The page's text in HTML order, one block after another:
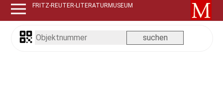
FRITZ-REUTER-LITERATURMUSEUM